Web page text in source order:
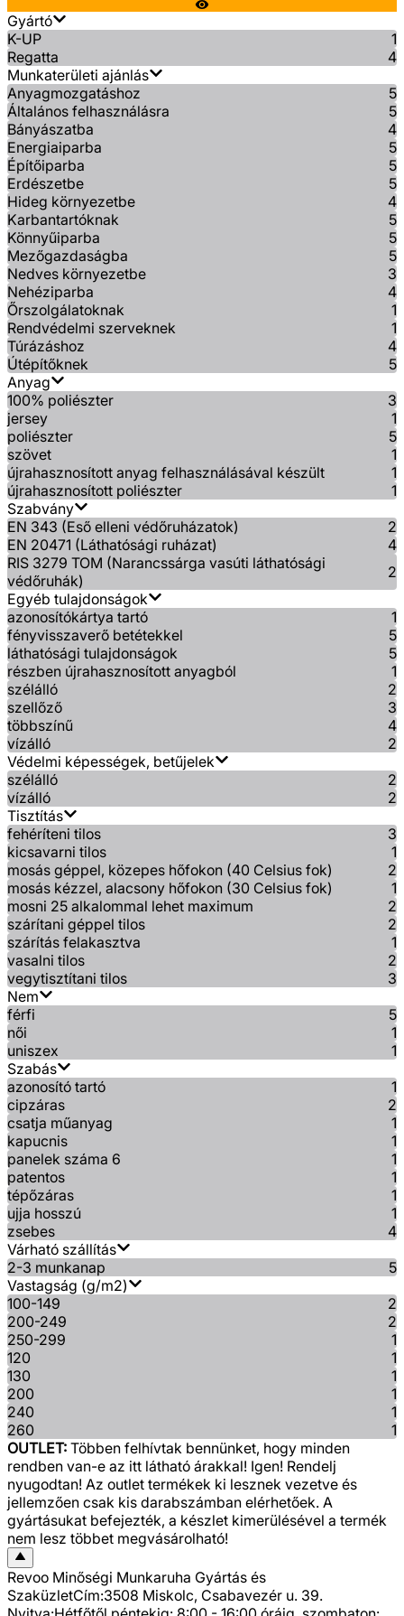
Gyártó
K-UP
1
Regatta
4
Munkaterületi ajánlás
Anyagmozgatáshoz
5
Általános felhasználásra
5
Bányászatba
4
Energiaiparba
5
Építőiparba
5
Erdészetbe
5
Hideg környezetbe
4
Karbantartóknak
5
Könnyűiparba
5
Mezőgazdaságba
5
Nedves környezetbe
3
Nehéziparba
4
Őrszolgálatoknak
1
Rendvédelmi szerveknek
1
Túrázáshoz
4
Útépítőknek
5
Anyag
100% poliészter
3
jersey
1
poliészter
5
szövet
1
újrahasznosított anyag felhasználásával készült
1
újrahasznosított poliészter
1
Szabvány
EN 343 (Eső elleni védőruházatok)
2
EN 20471 (Láthatósági ruházat)
4
RIS 3279 TOM (Narancssárga vasúti láthatósági
védőruhák)
2
Egyéb tulajdonságok
azonosítókártya tartó
1
fényvisszaverő betétekkel
5
láthatósági tulajdonságok
5
részben újrahasznosított anyagból
1
szélálló
2
szellőző
3
többszínű
4
vízálló
2
Védelmi képességek, betűjelek
szélálló
2
vízálló
2
Tisztítás
fehéríteni tilos
3
kicsavarni tilos
1
mosás géppel, közepes hőfokon (40 Celsius fok)
2
mosás kézzel, alacsony hőfokon (30 Celsius fok)
1
mosni 25 alkalommal lehet maximum
2
szárítani géppel tilos
2
szárítás felakasztva
1
vasalni tilos
2
vegytisztítani tilos
3
Nem
férfi
5
női
1
uniszex
1
Szabás
azonosító tartó
1
cipzáras
2
csatja műanyag
1
kapucnis
1
panelek száma 6
1
patentos
1
tépőzáras
1
ujja hosszú
1
zsebes
4
Várható szállítás
2-3 munkanap
5
Vastagság (g/m2)
100-149
2
200-249
2
250-299
1
120
1
130
1
200
1
240
1
260
1
OUTLET: Többen felhívtak bennünket, hogy minden
rendben van-e az itt látható árakkal! Igen! Rendelj
nyugodtan! Az outlet termékek ki lesznek vezetve és
jellemzően csak kis darabszámban elérhetőek. A
gyártásukat befejezték, a készlet kimerülésével a termék
nem lesz többet megvásárolható!
Revoo Minőségi Munkaruha Gyártás és
SzaküzletCím:3508 Miskolc, Csabavezér u. 39.